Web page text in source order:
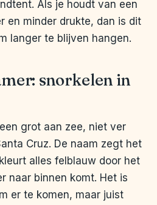
Als je houdt van een
en minder drukte, dan is dit
langer te blijven hangen.
snorkelen in
grot aan zee, niet ver
Cruz. De naam zegt het
alles felblauw door het
naar binnen komt. Het is
er te komen, maar juist